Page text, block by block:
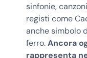
sinfonie,
registi come
anche simbolo
ferro.Ancora
rappresenta